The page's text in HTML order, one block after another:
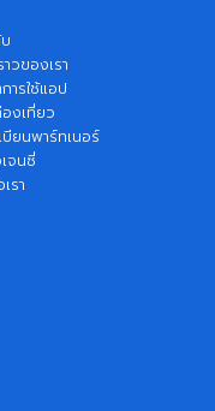
าวของเรา
ารใช้แอป
งเที่ยว
บียนพาร์ทเนอร์
จนซี่
รา